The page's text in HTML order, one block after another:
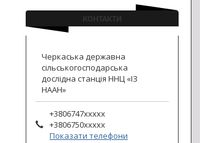
ярого
ячменю,
кукурудзи,
гороху.
КОНТАКТИ
Черкаська державна
сільськогосподарська
дослідна станція ННЦ «ІЗ
НААН»
+3806747xxxxx
+3806750xxxxx
Показати телефони